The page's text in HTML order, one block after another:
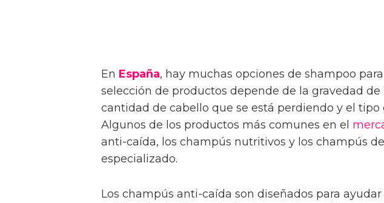
En España, hay muchas opciones de shampoo
selección de productos depende de la gravedad
cantidad de cabello que se está perdiendo y el tipo
Algunos de los productos más comunes en el
anti-caída, los champús nutritivos y los champús
especializado.
Los champús anti-caída son diseñados para